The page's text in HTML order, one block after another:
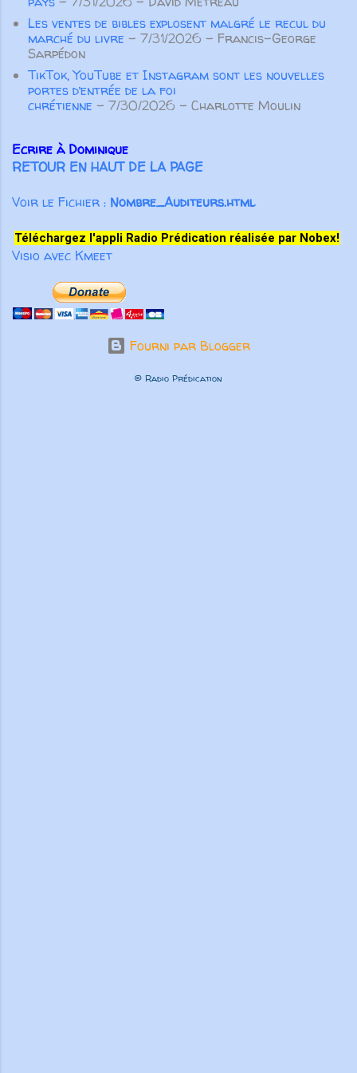
spirituelle des autres croyants. Pas
seulement des paroles aimables qui
“font du bien au corps”, m...
Les ventes de bibles explosent malgré le recul du
marché du livre - 7/31/2026 - Francis-George
Sarpédon
TikTok, YouTube et Instagram sont les nouvelles
portes d’entrée de la foi
chrétienne - 7/30/2026 - Charlotte Moulin
Ecrire à Dominique
RETOUR EN HAUT DE LA PAGE
Voir le Fichier : Nombre_Auditeurs.html
Téléchargez l'appli Radio Prédication réalisée par Nobex!
Visio avec Kmeet
Fourni par Blogger
© Radio Prédication